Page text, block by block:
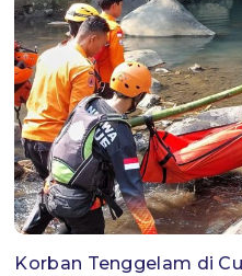
Korban Tenggelam di